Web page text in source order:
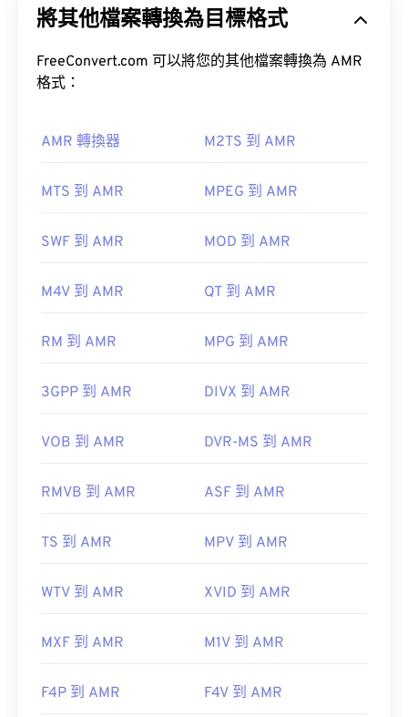
QuickTime。
3G2 是一種靈活的文件格式，支援透過定時文字
援的免費第三方工具。
開發商： 第三代合作夥伴計畫2 (3GPP2)
實用連結：
https://en.wikipedia.org/wiki/
此非常適合語音錄製和廣播。
全球行動通訊系統 (GSM)
通用行動通訊系
統 (UMTS)
如何開啟 AMR 檔案？
由於 AMR 檔案經常用於手機，包括彩信，因此大多
開發者： 第三代合作夥伴計畫 (3GPP)
初始版本：
https://en.wikipedia.org/wiki/Adaptive_Multi-
https://www.etsi.org/
將其他檔案轉換為目標格式
FreeConvert.com 可以將您的其他檔案轉換為 AMR
格式：
AMR 轉換器 M2TS 到 AMR
MTS 到 AMR MPEG 到 AMR
SWF 到 AMR MOD 到 AMR
M4V 到 AMR QT 到 AMR
RM 到 AMR MPG 到 AMR
3GPP 到 AMR DIVX 到 AMR
VOB 到 AMR DVR-MS 到 AMR
RMVB 到 AMR ASF 到 AMR
TS 到 AMR MPV 到 AMR
WTV 到 AMR XVID 到 AMR
MXF 到 AMR M1V 到 AMR
F4P 到 AMR F4V 到 AMR